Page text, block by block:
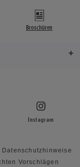
Broschüren
Instagram
Datenschutzhinweise
Vorschlägen